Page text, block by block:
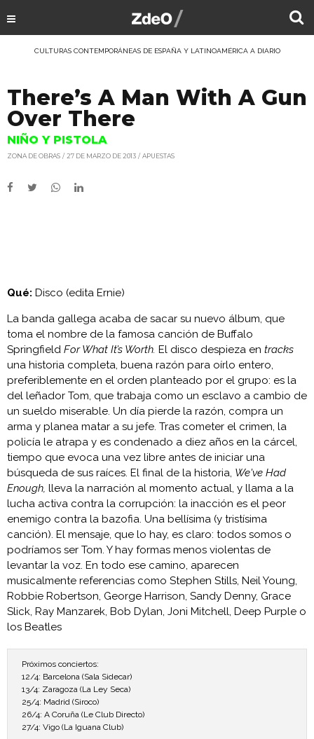
CULTURAS CONTEMPORÁNEAS DE ESPAÑA Y LATINOAMÉRICA A DIARIO
There’s A Man With A Gun
Over There
NIÑO Y PISTOLA
ZONA DE OBRAS 27 DE MARZO DE 2013 APUESTAS
Qué: Disco (edita Ernie)
La banda gallega acaba de sacar su nuevo álbum, que
toma el nombre de la famosa canción de Buffalo
Springfield For What It’s Worth. El disco despieza en tracks
una historia completa, buena razón para oírlo entero,
preferiblemente en el orden planteado por el grupo: es la
del leñador Tom, que trabaja como un esclavo a cambio de
un sueldo miserable. Un día pierde la razón, compra un
arma y planea matar a su jefe. Tras cometer el crimen, la
policía le atrapa y es condenado a diez años en la cárcel,
tiempo que evoca una vez libre antes de iniciar una
búsqueda de sus raíces. El final de la historia, We've Had
Enough, lleva la narración al momento actual, y llama a la
lucha activa contra la corrupción: la inacción es el peor
enemigo contra la bazofia. Una bellísima (y tristísima
canción). El mensaje, que lo hay, es claro: todos somos o
podríamos ser Tom. Y hay formas menos violentas de
levantar la voz. En todo ese camino, aparecen
musicalmente referencias como Stephen Stills, Neil Young,
Robbie Robertson, George Harrison, Sandy Denny, Grace
Slick, Ray Manzarek, Bob Dylan, Joni Mitchell, Deep Purple o
los Beatles
Próximos conciertos:
12/4: Barcelona (Sala Sidecar)
13/4: Zaragoza (La Ley Seca)
25/4: Madrid (Siroco)
26/4: A Coruña (Le Club Directo)
27/4: Vigo (La Iguana Club)